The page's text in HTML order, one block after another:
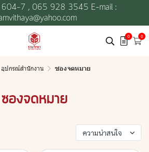
604-7 , 065 928 3545 E-mail :
0 0
อุปกรณ์สำนักงาน ซองจดหมาย
ซองจดหมาย
ความน่าสนใจ